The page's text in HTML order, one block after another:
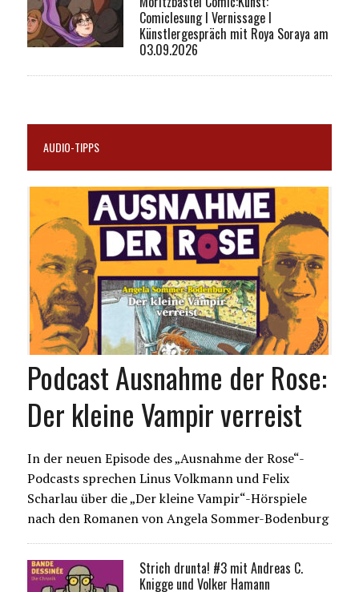
Comiclesung I Vernissage I
Künstlergespräch mit Roya Soraya am
03.09.2026
AUDIO-TIPPS
Podcast Ausnahme der Rose:
Der kleine Vampir verreist
In der neuen Episode des „Ausnahme der Rose“-
Podcasts sprechen Linus Volkmann und Felix
Scharlau über die „Der kleine Vampir“-Hörspiele
nach den Romanen von Angela Sommer-Bodenburg
Strich drunta! #3 mit Andreas C.
Knigge und Volker Hamann